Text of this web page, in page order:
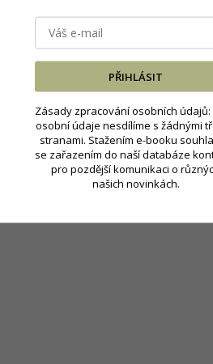
PŘIHLÁSIT
Zásady zpracování osobních údajů:
osobní údaje nesdílíme s žádnými
stranami. Stažením e-booku
se zařazením do naší databáze
pro pozdější komunikaci o
našich novinkách.